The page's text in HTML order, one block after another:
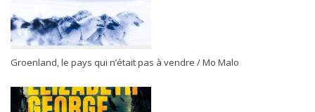
Groenland, le pays qui n’était pas à vendre / Mo Malo